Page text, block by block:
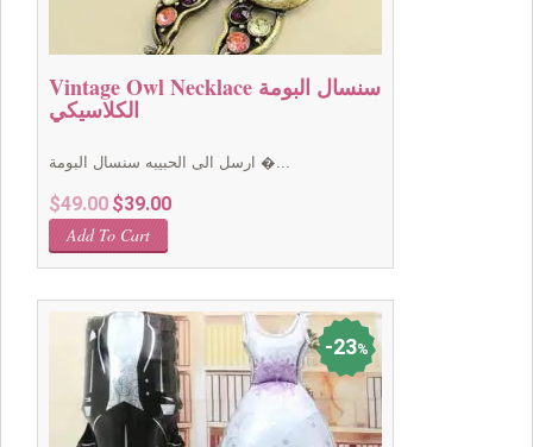
Vintage Owl Necklace سنسال البومة
الكلاسيكي
ارسل الى الحبيبه سنسال البومة �...
$49.00 Original
price
was:
$39.00Current
Add To Cart
23%